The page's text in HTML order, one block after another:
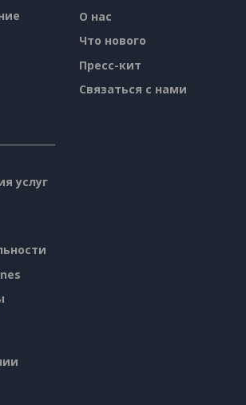
О нас
Что нового
Пресс-кит
Связаться с нами
услуг